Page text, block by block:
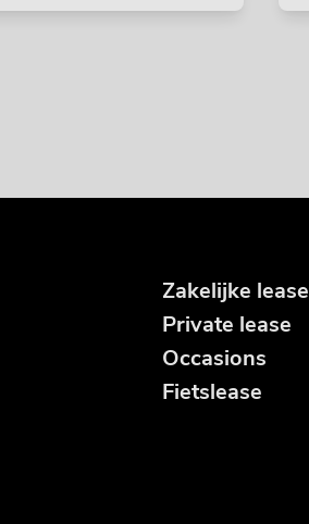
Zakelijke lease
Private lease
Occasions
Fietslease